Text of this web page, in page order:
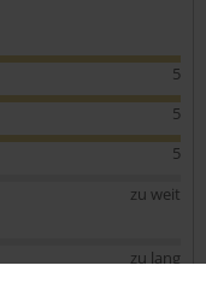
5
5
5
zu weit
zu lang